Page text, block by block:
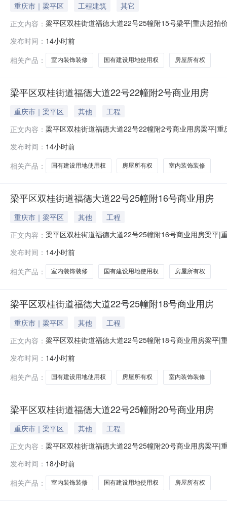
重庆市｜梁平区 工程建筑
其它
正文内容： 梁平区双桂街道福德大道22号25幢附15号梁平|重庆起拍
号25幢附15号据评估报告显示：权证号渝（2025）梁平
房，土
发布时间： 14小时前
相关产品：
室内装饰装修 国有建设用地使用权 房屋所有权
梁平区双桂街道福德大道22号22幢附2号商业用房
重庆市｜梁平区 其他
工程
正文内容： 梁平区双桂街道福德大道22号22幢附2号商业用房梁平|
道福德大道22号22幢附2号商业用房据评估报告显示：
水。房
发布时间： 14小时前
相关产品：
国有建设用地使用权 房屋所有权 室内装饰装修
梁平区双桂街道福德大道22号25幢附16号商业用房
重庆市｜梁平区 其他
工程
正文内容： 梁平区双桂街道福德大道22号25幢附16号商业用房梁平|
街道福德大道22号25幢附16号商业用房据评估报告显示
内清
发布时间： 14小时前
相关产品：
室内装饰装修 国有建设用地使用权 房屋所有权
梁平区双桂街道福德大道22号25幢附18号商业用房
重庆市｜梁平区 其他
工程
正文内容： 梁平区双桂街道福德大道22号25幢附18号商业用房梁平|
街道福德大道22号25幢附18号商业用房据评估报告显示
内清
发布时间： 14小时前
相关产品：
国有建设用地使用权 房屋所有权 室内装饰装修
梁平区双桂街道福德大道22号25幢附20号商业用房
重庆市｜梁平区 其他
工程
正文内容： 梁平区双桂街道福德大道22号25幢附20号商业用房梁平|
街道福德大道22号25幢附20号商业用房据评估报告显示
内清
发布时间： 18小时前
相关产品：
室内装饰装修 国有建设用地使用权 房屋所有权